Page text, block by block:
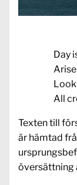
Day
Look
All
Texten till
är hämtad
översättning